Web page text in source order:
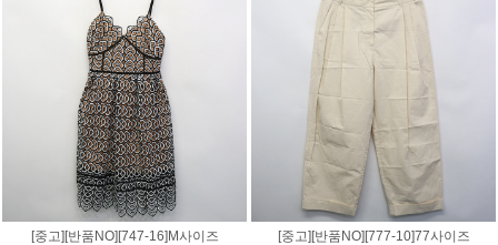
[중고][반품NO][747-16]M사이즈
[중고][반품NO][777-10]77사이즈